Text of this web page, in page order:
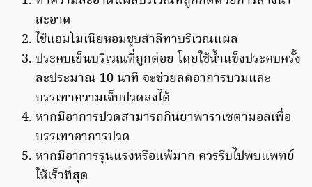
สะอาด
ใช้แอมโมเนียหอมชุบสำลีทาบริเวณแผล
ประคบเย็นบริเวณที่ถูกต่อย โดยใช้น้ำแข็งประคบครั้ง
ละประมาณ 10 นาที จะช่วยลดอาการบวมและ
บรรเทาความเจ็บปวดลงได้
หากมีอาการปวดสามารถกินยาพาราเซตามอลเพื่อ
บรรเทาอาการปวด
หากมีอาการรุนแรงหรือแพ้มาก ควรรีบไปพบแพทย์
ให้เร็วที่สุด